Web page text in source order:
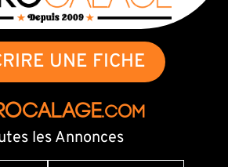
UNE FICHE
.com
les Annonces